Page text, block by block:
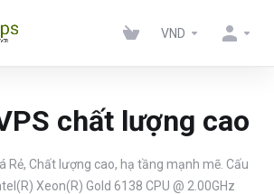
VND
chất lượng cao
Rẻ, Chất lượng cao, hạ tầng mạnh mẽ. Cấu
Xeon(R) Gold 6138 CPU @ 2.00GHz